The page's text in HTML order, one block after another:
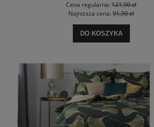
Cena regularna: 121,90 zł
Najniższa cena: 91,90 zł
DO KOSZYKA